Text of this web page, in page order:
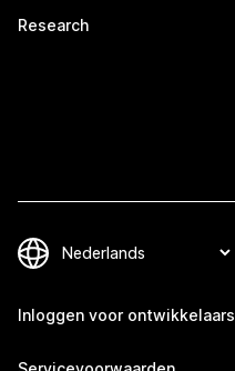
Research
Inloggen voor ontwikkelaars